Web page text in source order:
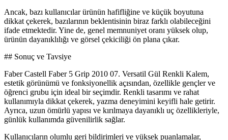
Ancak, bazı kullanıcılar ürünün hafifliğine ve küçük boyutuna
dikkat çekerek, bazılarının beklentisinin biraz farklı olabileceğini
ifade etmektedir. Yine de, genel memnuniyet oranı yüksek olup,
ürünün dayanıklılığı ve görsel çekiciliği ön plana çıkar.
## Sonuç ve Tavsiye
Faber Castell Faber 5 Grip 2010 07. Versatil Gül Renkli Kalem,
estetik görünümü ve fonksiyonellik açısından, özellikle gençler ve
öğrenci grubu için ideal bir seçimdir. Renkli tasarımı ve rahat
kullanımıyla dikkat çekerek, yazma deneyimini keyifli hale getirir.
Ayrıca, uzun ömürlü yapısı ve kırılmaya dayanıklı uç özellikleriyle,
günlük kullanımda güvenilirlik sağlar.
Kullanıcıların olumlu geri bildirimleri ve yüksek puanlamalar,